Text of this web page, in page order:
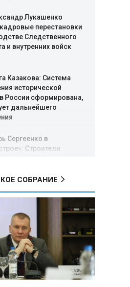
Лукашенко
перестановки
Следственного
и внутренних войск
Казакова: Система
исторической
России сформирована,
дальнейшего
Сергеенко в
Строители
охраны труда
РФ: Поездка
в США не принесла
результатов
школьники
первые «космические»
семян, побывавших
СОБРАНИЕ